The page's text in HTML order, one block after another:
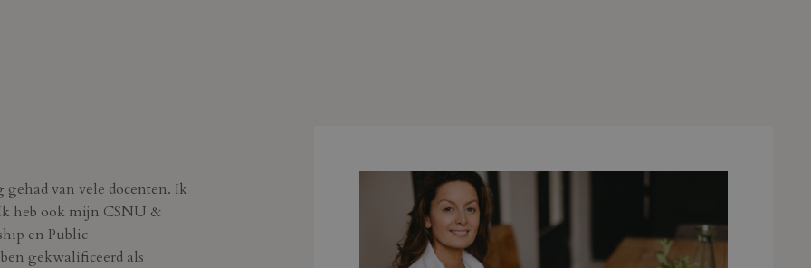
van vele docenten. Ik
heb ook mijn CSNU &
en Public
gekwalificeerd als